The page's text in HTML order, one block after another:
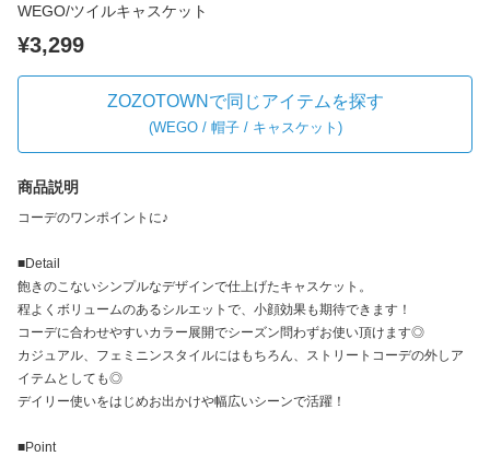
WEGO/ツイルキャスケット
¥3,299
ZOZOTOWNで同じアイテムを探す
(WEGO / 帽子 / キャスケット )
商品説明
コーデのワンポイントに♪
■Detail
飽きのこないシンプルなデザインで仕上げたキャスケット。
程よくボリュームのあるシルエットで、小顔効果も期待できます！
コーデに合わせやすいカラー展開でシーズン問わずお使い頂けます◎
カジュアル、フェミニンスタイルにはもちろん、ストリートコーデの外しア
イテムとしても◎
デイリー使いをはじめお出かけや幅広いシーンで活躍！
■Point